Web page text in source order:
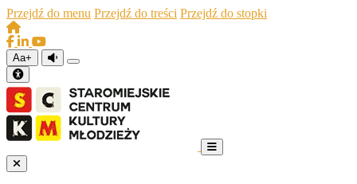
Przejdź do menu Przejdź do treści Przejdź do stopki
Aa+